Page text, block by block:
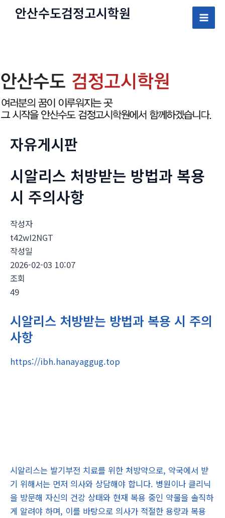
너
뛰
기
안산수도검정고시학원
Main
자유게시판
시알리스 처방받는 방법과 복용
시 주의사항
작성자
t42wI2NGT
작성일
2026-02-03 10:07
조회
49
시알리스 처방받는 방법과 복용 시 주의
사항
https://ibh.hanayaggug.top
시알리스는 발기부전 치료를 위한 처방약으로, 약국에서 받
기 위해서는 먼저 의사와 상담해야 합니다. 병원이나 클리닉
을 방문해 자신의 건강 상태와 현재 복용 중인 약물을 솔직하
게 알려야 하며, 이를 바탕으로 의사가 적절한 용량과 복용